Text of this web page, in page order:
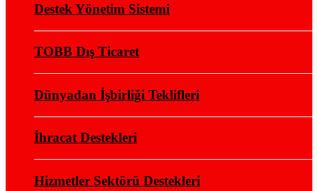
Destek Yönetim Sistemi
TOBB Dış Ticaret
Dünyadan İşbirliği Teklifleri
İhracat Destekleri
Hizmetler Sektörü Destekleri